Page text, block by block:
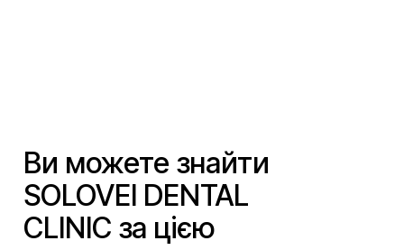
Ви можете знайти
SOLOVEI DENTAL
CLINIC за цією